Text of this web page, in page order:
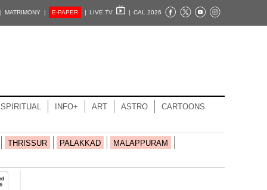
MATRIMONY | E-PAPER | LIVE TV | CAL 2026
SPIRITUAL INFO+ ART ASTRO CARTOONS
THRISSUR PALAKKAD MALAPPURAM